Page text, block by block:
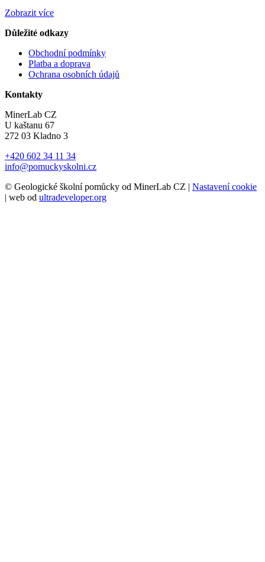
Zobrazit více
Důležité odkazy
Obchodní podmínky
Platba a doprava
Ochrana osobních údajů
Kontakty
MinerLab CZ
U kaštanu 67
272 03 Kladno 3
+420 602 34 11 34
info@pomuckyskolni.cz
© Geologické školní pomůcky od MinerLab CZ | Nastavení cookie
| web od ultradeveloper.org